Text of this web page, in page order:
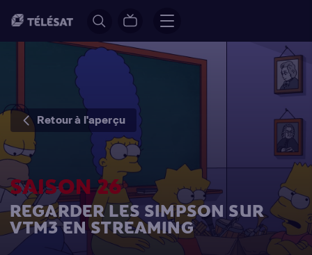
Retour à l'aperçu
SAISON 26
REGARDER LES SIMPSON SUR
VTM3 EN STREAMING